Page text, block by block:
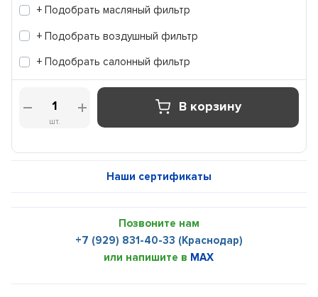
+ Подобрать масляный фильтр
+ Подобрать воздушный фильтр
+ Подобрать салонный фильтр
шт.
В корзину
Наши сертификаты
Позвоните нам
+7 (929) 831-40-33 (Краснодар)
или напишите в MAX